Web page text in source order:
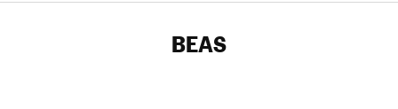
BEAS